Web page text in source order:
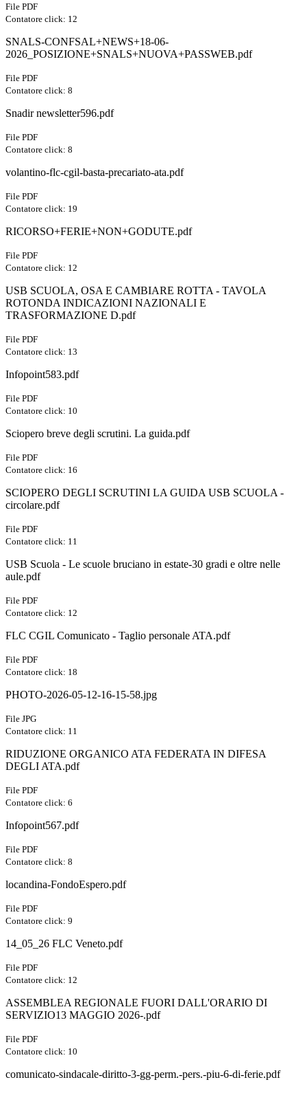
File PDF
Contatore click: 12
SNALS-CONFSAL+NEWS+18-06-
2026_POSIZIONE+SNALS+NUOVA+PASSWEB.pdf
File PDF
Contatore click: 8
Snadir newsletter596.pdf
File PDF
Contatore click: 8
volantino-flc-cgil-basta-precariato-ata.pdf
File PDF
Contatore click: 19
RICORSO+FERIE+NON+GODUTE.pdf
File PDF
Contatore click: 12
USB SCUOLA, OSA E CAMBIARE ROTTA - TAVOLA
ROTONDA INDICAZIONI NAZIONALI E
TRASFORMAZIONE D.pdf
File PDF
Contatore click: 13
Infopoint583.pdf
File PDF
Contatore click: 10
Sciopero breve degli scrutini. La guida.pdf
File PDF
Contatore click: 16
SCIOPERO DEGLI SCRUTINI LA GUIDA USB SCUOLA -
circolare.pdf
File PDF
Contatore click: 11
USB Scuola - Le scuole bruciano in estate-30 gradi e oltre nelle
aule.pdf
File PDF
Contatore click: 12
FLC CGIL Comunicato - Taglio personale ATA.pdf
File PDF
Contatore click: 18
PHOTO-2026-05-12-16-15-58.jpg
File JPG
Contatore click: 11
RIDUZIONE ORGANICO ATA FEDERATA IN DIFESA
DEGLI ATA.pdf
File PDF
Contatore click: 6
Infopoint567.pdf
File PDF
Contatore click: 8
locandina-FondoEspero.pdf
File PDF
Contatore click: 9
14_05_26 FLC Veneto.pdf
File PDF
Contatore click: 12
ASSEMBLEA REGIONALE FUORI DALL'ORARIO DI
SERVIZIO13 MAGGIO 2026-.pdf
File PDF
Contatore click: 10
comunicato-sindacale-diritto-3-gg-perm.-pers.-piu-6-di-ferie.pdf